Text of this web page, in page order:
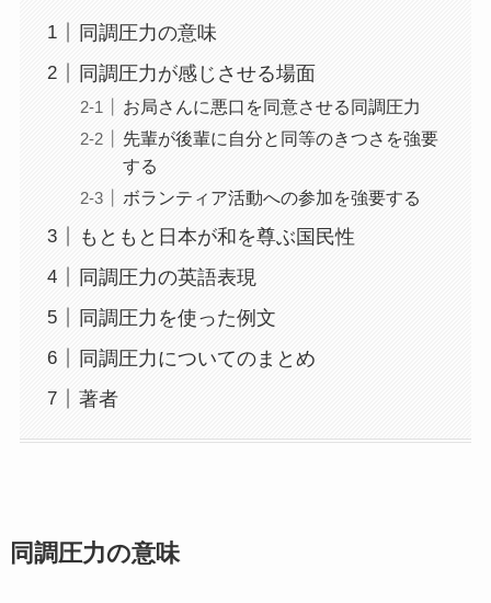
同調圧力の意味
同調圧力が感じさせる場面
お局さんに悪口を同意させる同調圧力
先輩が後輩に自分と同等のきつさを強要
する
ボランティア活動への参加を強要する
もともと日本が和を尊ぶ国民性
同調圧力の英語表現
同調圧力を使った例文
同調圧力についてのまとめ
著者
同調圧力の意味